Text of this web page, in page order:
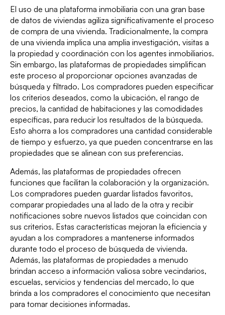
El uso de una plataforma inmobiliaria con una gran base
de datos de viviendas agiliza significativamente el proceso
de compra de una vivienda. Tradicionalmente, la compra
de una vivienda implica una amplia investigación, visitas a
la propiedad y coordinación con los agentes inmobiliarios.
Sin embargo, las plataformas de propiedades simplifican
este proceso al proporcionar opciones avanzadas de
búsqueda y filtrado. Los compradores pueden especificar
los criterios deseados, como la ubicación, el rango de
precios, la cantidad de habitaciones y las comodidades
específicas, para reducir los resultados de la búsqueda.
Esto ahorra a los compradores una cantidad considerable
de tiempo y esfuerzo, ya que pueden concentrarse en las
propiedades que se alinean con sus preferencias.
Además, las plataformas de propiedades ofrecen
funciones que facilitan la colaboración y la organización.
Los compradores pueden guardar listados favoritos,
comparar propiedades una al lado de la otra y recibir
notificaciones sobre nuevos listados que coincidan con
sus criterios. Estas características mejoran la eficiencia y
ayudan a los compradores a mantenerse informados
durante todo el proceso de búsqueda de vivienda.
Además, las plataformas de propiedades a menudo
brindan acceso a información valiosa sobre vecindarios,
escuelas, servicios y tendencias del mercado, lo que
brinda a los compradores el conocimiento que necesitan
para tomar decisiones informadas.